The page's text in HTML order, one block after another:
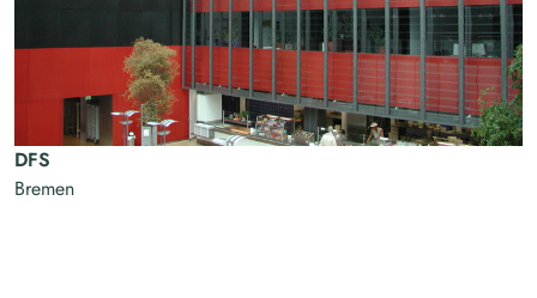
DFS
Bremen